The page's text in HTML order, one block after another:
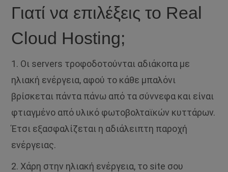
Γιατί να επιλέξεις το Real
Cloud Hosting;
1. Οι servers τροφοδοτούνται αδιάκοπα με
ηλιακή ενέργεια, αφού το κάθε μπαλόνι
βρίσκεται πάντα πάνω από τα σύννεφα και είναι
φτιαγμένο από υλικό φωτοβολταϊκών κυττάρων.
Έτσι εξασφαλίζεται η αδιάλειπτη παροχή
ενέργειας.
2. Χάρη στην ηλιακή ενέργεια, το site σου